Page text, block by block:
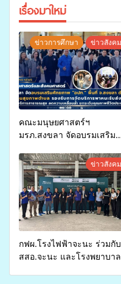
เรื่องมาใหม่
ข่าวการศึกษา ข่าวสังคม
คณะมนุษยศาสตร์ฯ
มรภ.สงขลา จัดอบรมเสริม
จ่ายงบกองทุนสุขภาพตำบล
รองรับการจัดบริการพาหน
ส่งผู้ทุพพลภาพเพื่อเข้ารับ
บริการสาธารณสุข ลดควา
เหลื่อมล้ำ ยกระดับคุณภาพ
ชีวิตประชาชนอย่างยั่งยืน
ข่าวสังคม
กฟผ.โรงไฟฟ้าจะนะ ร่วมกับ
สสอ.จะนะ และโรงพยาบาล